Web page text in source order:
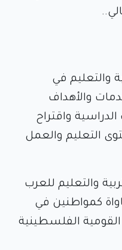
والتعليم في
والأهداف
واقتراح
التعليم والعمل
والتعليم للعرب
كمواطنين في
القومية الفلسطينية